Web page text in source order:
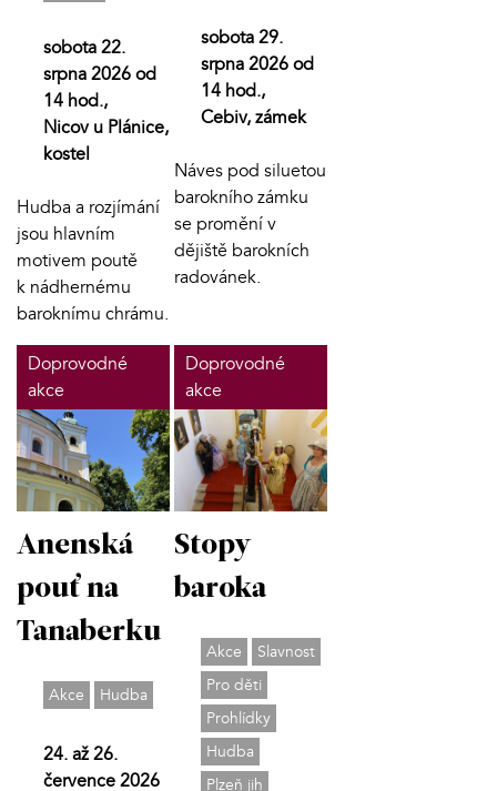
sobota 22.
srpna 2026 od
14 hod.,
Nicov u Plánice,
kostel
Hudba a rozjímání
jsou hlavním
motivem poutě
k nádhernému
baroknímu chrámu.
sobota 29.
srpna 2026 od
14 hod.,
Cebiv, zámek
Náves pod siluetou
barokního zámku
se promění v
dějiště barokních
radovánek.
Doprovodné
akce
Anenská
pouť na
Tanaberku
Akce Hudba
24. až 26.
července 2026
Doprovodné
akce
Stopy
baroka
Akce
Slavnost
Pro děti
Prohlídky
Hudba
Plzeň jih